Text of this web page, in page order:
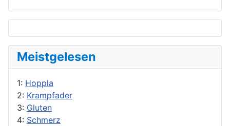
Meistgelesen
1: Hoppla
2: Krampfader
3: Gluten
4: Schmerz